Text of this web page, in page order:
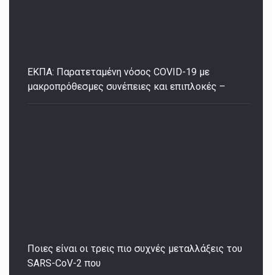
ΕΚΠΑ: Παρατεταμένη νόσος COVID-19 με
μακροπρόθεσμες συνέπειες και επιπλοκές –
Ποιες είναι οι τρεις πιο συχνές μεταλλάξεις του
SARS-CoV-2 που